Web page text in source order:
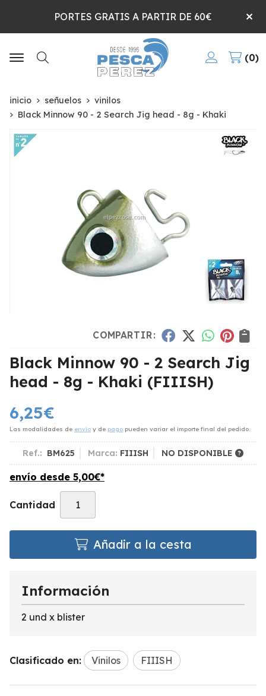
PORTES GRATIS A PARTIR DE 60€
Buscar
0
inicio señuelos
vinilos
Black Minnow 90 - 2 Search Jig head - 8g - Khaki
COMPARTIR:
Black Minnow 90 - 2 Search Jig
head - 8g - Khaki (FIIISH)
6,25€
Las modalidades de envío y de pago pueden variar el importe final del pedido.
Ref.: BM625 Marca: FIIISH NO DISPONIBLE
envío desde 5,00€*
Cantidad
Añadir a la cesta
Información
2 und x blister
Clasificado en: Vinilos FIIISH